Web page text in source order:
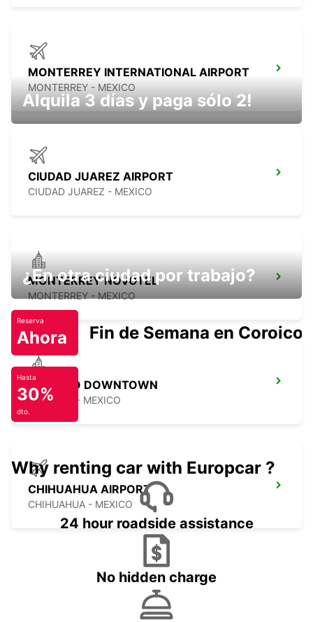
MONTERREY INTERNATIONAL AIRPORT
MONTERREY - MEXICO
CIUDAD JUAREZ AIRPORT
CIUDAD JUAREZ - MEXICO
MONTERREY NOVOTEL
MONTERREY - MEXICO
SALTILLO DOWNTOWN
SALTILLO - MEXICO
CHIHUAHUA AIRPORT
CHIHUAHUA - MEXICO
Alquila 3 días y paga sólo 2!
¿En otra ciudad por trabajo?
Reserva
Ahora Fin de Semana en Coroico.
Hasta
30%
dto.
Why renting car with Europcar ?
24 hour roadside assistance
No hidden charge